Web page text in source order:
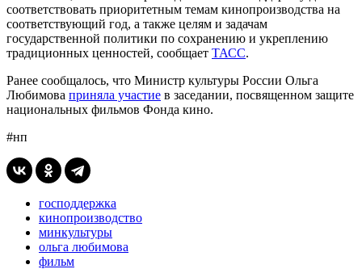
соответствовать приоритетным темам кинопроизводства на
соответствующий год, а также целям и задачам
государственной политики по сохранению и укреплению
традиционных ценностей, сообщает ТАСС.
Ранее сообщалось, что Министр культуры России Ольга
Любимова приняла участие в заседании, посвященном защите
национальных фильмов Фонда кино.
#нп
господдержка
кинопроизводство
минкультуры
ольга любимова
фильм